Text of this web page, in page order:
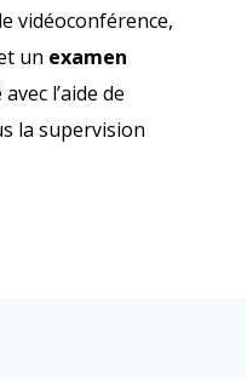
vidéoconférence,
un examen
l’aide de
la supervision